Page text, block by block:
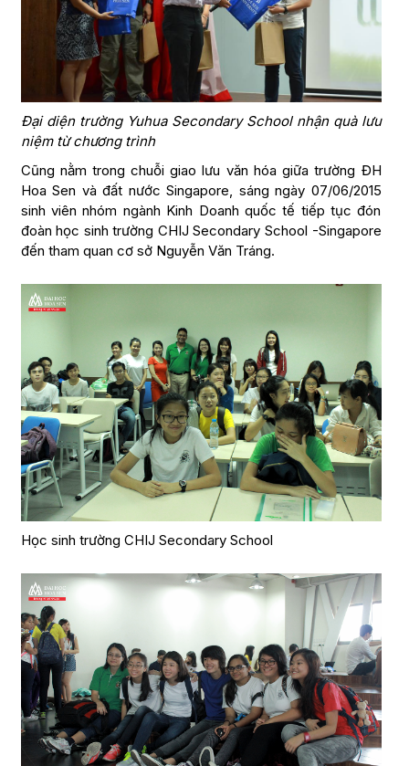
Đại diện trường Yuhua Secondary School nhận quà lưu
niệm từ chương trình
Cũng nằm trong chuỗi giao lưu văn hóa giữa trường ĐH
Hoa Sen và đất nước Singapore, sáng ngày 07/06/2015
sinh viên nhóm ngành Kinh Doanh quốc tế tiếp tục đón
đoàn học sinh trường CHIJ Secondary School -Singapore
đến tham quan cơ sở Nguyễn Văn Tráng.
Học sinh trường CHIJ Secondary School